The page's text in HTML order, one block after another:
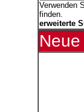
Verwenden
finden.
erweiterte